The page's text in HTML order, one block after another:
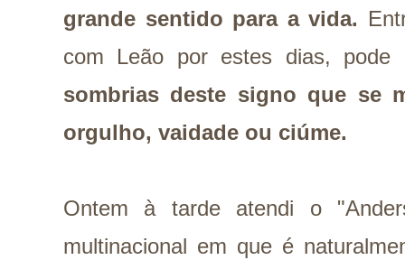
grande sentido para a vida.
com Leão por estes dias,
sombrias deste signo que se
orgulho, vaidade ou ciúme.
Ontem à tarde atendi o
multinacional em que é